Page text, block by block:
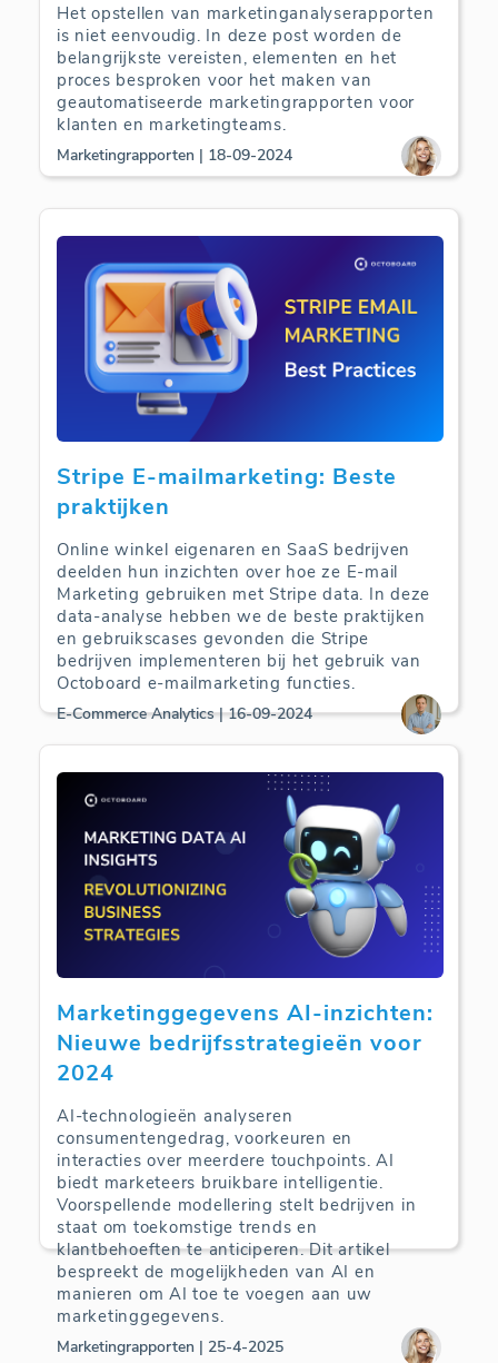
Het opstellen van marketinganalyserapporten
is niet eenvoudig. In deze post worden de
belangrijkste vereisten, elementen en het
proces besproken voor het maken van
geautomatiseerde marketingrapporten voor
klanten en marketingteams.
Marketingrapporten | 18-09-2024
Stripe E-mailmarketing: Beste
praktijken
Online winkel eigenaren en SaaS bedrijven
deelden hun inzichten over hoe ze E-mail
Marketing gebruiken met Stripe data. In deze
data-analyse hebben we de beste praktijken
en gebruikscases gevonden die Stripe
bedrijven implementeren bij het gebruik van
Octoboard e-mailmarketing functies.
E-Commerce Analytics | 16-09-2024
Marketinggegevens AI-inzichten:
Nieuwe bedrijfsstrategieën voor
2024
AI-technologieën analyseren
consumentengedrag, voorkeuren en
interacties over meerdere touchpoints. AI
biedt marketeers bruikbare intelligentie.
Voorspellende modellering stelt bedrijven in
staat om toekomstige trends en
klantbehoeften te anticiperen. Dit artikel
bespreekt de mogelijkheden van AI en
manieren om AI toe te voegen aan uw
marketinggegevens.
Marketingrapporten | 25-4-2025